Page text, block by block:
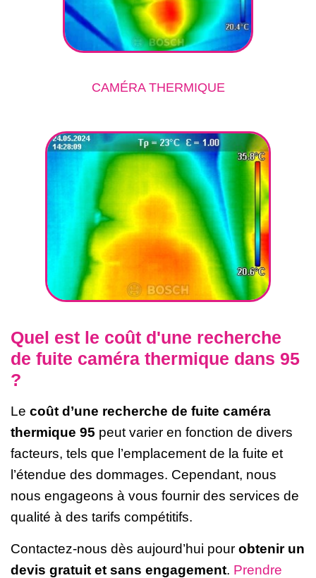
CAMÉRA THERMIQUE
Quel est le coût d'une recherche
de fuite caméra thermique dans 95
?
Le coût d’une recherche de fuite caméra
thermique 95 peut varier en fonction de divers
facteurs, tels que l’emplacement de la fuite et
l’étendue des dommages. Cependant, nous
nous engageons à vous fournir des services de
qualité à des tarifs compétitifs.
Contactez-nous dès aujourd’hui pour obtenir un
devis gratuit et sans engagement. Prendre